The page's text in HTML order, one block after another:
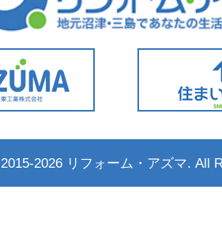
2015-2026 リフォーム・アズマ. All